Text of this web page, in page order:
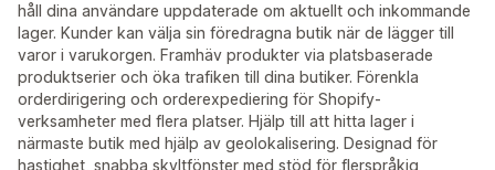
håll dina användare uppdaterade om aktuellt och inkommande
lager. Kunder kan välja sin föredragna butik när de lägger till
varor i varukorgen. Framhäv produkter via platsbaserade
produktserier och öka trafiken till dina butiker. Förenkla
orderdirigering och orderexpediering för Shopify-
verksamheter med flera platser. Hjälp till att hitta lager i
närmaste butik med hjälp av geolokalisering. Designad för
hastighet, snabba skyltfönster med stöd för flerspråkig